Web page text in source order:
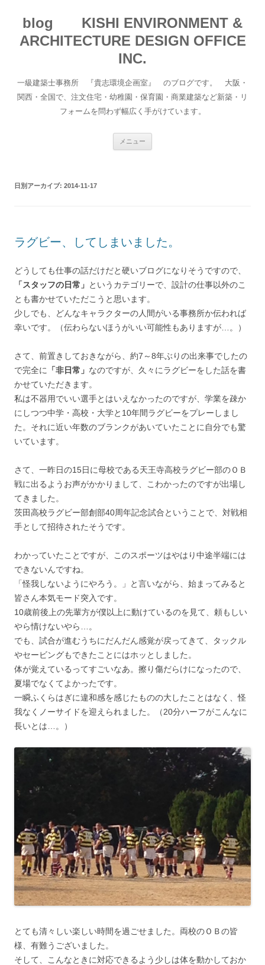
blog KISHI ENVIRONMENT &
ARCHITECTURE DESIGN OFFICE
INC.
一級建築士事務所 『貴志環境企画室』 のブログです。 大阪・
関西・全国で、注文住宅・幼稚園・保育園・商業建築など新築・リ
フォームを問わず幅広く手がけています。
メニュー
日別アーカイブ: 2014-11-17
ラグビー、してしまいました。
どうしても仕事の話だけだと硬いブログになりそうですので、
「スタッフの日常」 というカテゴリーで、設計の仕事以外のこ
とも書かせていただこうと思います。
少しでも、どんなキャラクターの人間がいる事務所か伝われば
幸いです。（伝わらないほうがいい可能性もありますが…。）
さて、前置きしておきながら、約7～8年ぶりの出来事でしたの
で完全に
「非日常」 なのですが、久々にラグビーをした話を書
かせていただきます。
私は不器用でいい選手とはいえなかったのですが、学業を疎か
にしつつ中学・高校・大学と10年間ラグビーをプレーしまし
た。それに近い年数のブランクがあいていたことに自分でも驚
いています。
さて、一昨日の15日に母校である天王寺高校ラグビー部のＯＢ
戦に出るようお声がかかりまして、こわかったのですが出場し
てきました。
茨田高校ラグビー部創部40周年記念試合ということで、対戦相
手として招待されたそうです。
わかっていたことですが、このスポーツはやはり中途半端には
できないんですね。
「怪我しないようにやろう。」と言いながら、始まってみると
皆さん本気モード突入です。
10歳前後上の先輩方が僕以上に動けているのを見て、頼もしい
やら情けないやら…。
でも、試合が進むうちにだんだん感覚が戻ってきて、タックル
やセービングもできたことにはホッとしました。
体が覚えているってすごいなあ。擦り傷だらけになったので、
夏場でなくてよかったです。
一瞬ふくらはぎに違和感を感じたものの大したことはなく、怪
我なくノーサイドを迎えられました。（20分ハーフがこんなに
長いとは…。）
とても清々しい楽しい時間を過ごせました。両校のＯＢの皆
様、有難うございました。
そして、こんなときに対応できるよう少しは体を動かしておか